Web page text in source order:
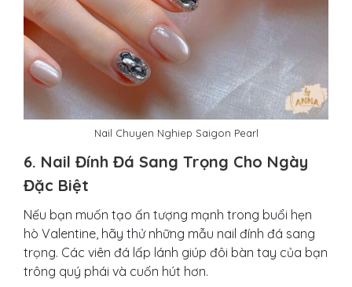
Nail Chuyen Nghiep Saigon Pearl
6. Nail Đính Đá Sang Trọng Cho Ngày
Đặc Biệt
Nếu bạn muốn tạo ấn tượng mạnh trong buổi hẹn
hò Valentine, hãy thử những mẫu nail đính đá sang
trọng. Các viên đá lấp lánh giúp đôi bàn tay của bạn
trông quý phái và cuốn hút hơn.